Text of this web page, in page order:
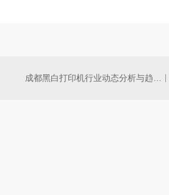
成都黑白打印机行业动态分析与趋势展望